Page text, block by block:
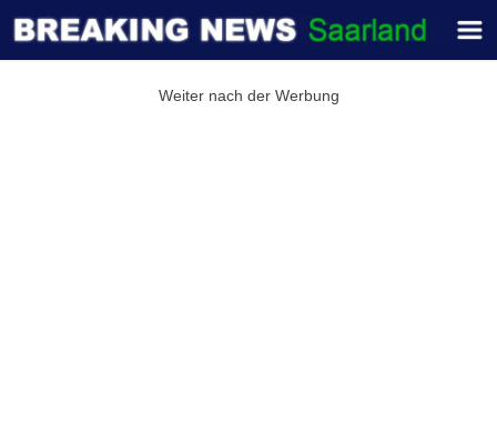
Weiter nach der Werbung